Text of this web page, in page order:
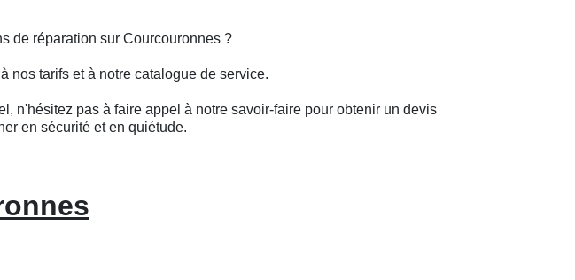
de réparation sur Courcouronnes ?
nos tarifs et à notre catalogue de service.
n'hésitez pas à faire appel à notre savoir-faire pour obtenir un devis
en sécurité et en quiétude.